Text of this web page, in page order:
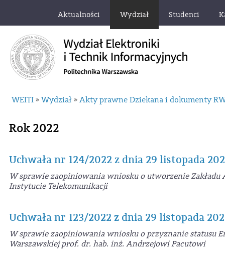
Aktualności Wydział Studenci
WEITI » Wydział » Akty prawne Dziekana i dokumenty
Rok 2022
Uchwała nr 124/2022 z dnia 29 listopada
W sprawie zaopiniowania wniosku o utworzenie
Instytucie Telekomunikacji
Uchwała nr 123/2022 z dnia 29 listopada
W sprawie zaopiniowania wniosku o przyznanie statusu
Warszawskiej prof. dr. hab. inż. Andrzejowi Pacutowi